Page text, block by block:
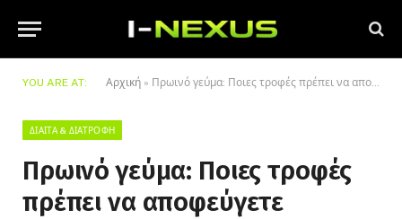
YOU ARE AT: Αρχική » Πρωινό γεύμα: Ποιες τροφές πρέπει να αποφεύγετε
ΔΊΑΙΤΑ & ΔΙΑΤΡΟΦΉ
Πρωινό γεύμα: Ποιες τροφές
πρέπει να αποφεύγετε